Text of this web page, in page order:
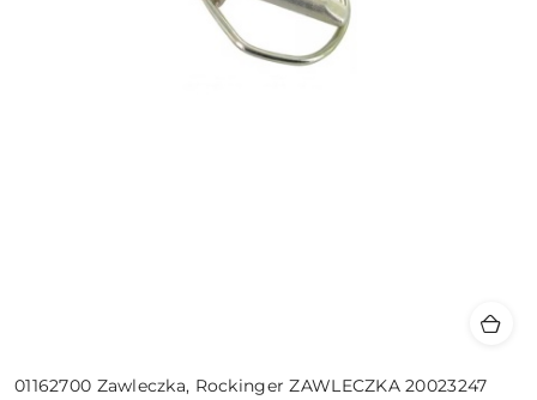
01162700 Zawleczka, Rockinger ZAWLECZKA 20023247